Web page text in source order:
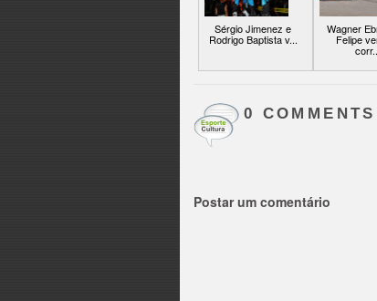
Sérgio Jimenez e
Rodrigo Baptista v...
Wagner
Felipe
0
Postar um comentário